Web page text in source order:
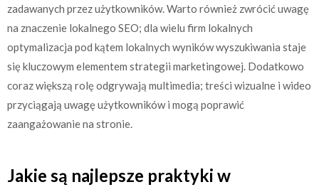
zadawanych przez użytkowników. Warto również zwrócić uwagę
na znaczenie lokalnego SEO; dla wielu firm lokalnych
optymalizacja pod kątem lokalnych wyników wyszukiwania staje
się kluczowym elementem strategii marketingowej. Dodatkowo
coraz większą rolę odgrywają multimedia; treści wizualne i wideo
przyciągają uwagę użytkowników i mogą poprawić
zaangażowanie na stronie.
Jakie są najlepsze praktyki w